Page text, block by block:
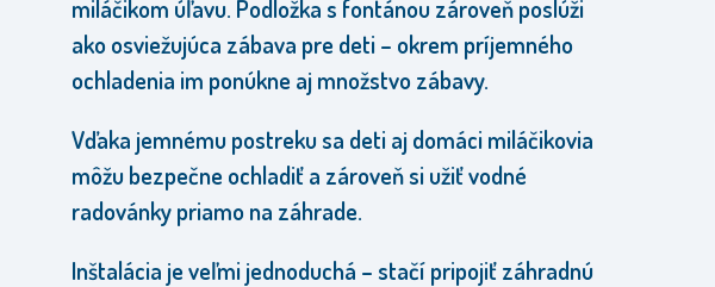
miláčikom úľavu. Podložka s fontánou zároveň poslúži
ako osviežujúca zábava pre deti – okrem príjemného
ochladenia im ponúkne aj množstvo zábavy.
Vďaka jemnému postreku sa deti aj domáci miláčikovia
môžu bezpečne ochladiť a zároveň si užiť vodné
radovánky priamo na záhrade.
Inštalácia je veľmi jednoduchá – stačí pripojiť záhradnú